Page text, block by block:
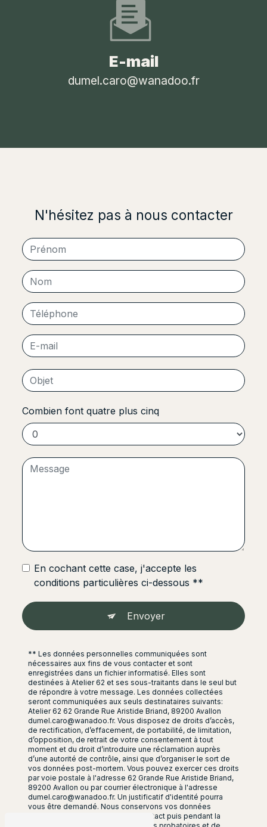
E-mail
dumel.caro@wanadoo.fr
N'hésitez pas à nous contacter
Combien font quatre plus cinq
En cochant cette case, j'accepte les
conditions particulières ci-dessous **
Envoyer
** Les données personnelles communiquées sont
nécessaires aux fins de vous contacter et sont
enregistrées dans un fichier informatisé. Elles sont
destinées à Atelier 62 et ses sous-traitants dans le seul but
de répondre à votre message. Les données collectées
seront communiquées aux seuls destinataires suivants:
Atelier 62 62 Grande Rue Aristide Briand, 89200 Avallon
dumel.caro@wanadoo.fr. Vous disposez de droits d’accès,
de rectification, d’effacement, de portabilité, de limitation,
d’opposition, de retrait de votre consentement à tout
moment et du droit d’introduire une réclamation auprès
d’une autorité de contrôle, ainsi que d’organiser le sort de
vos données post-mortem. Vous pouvez exercer ces droits
par voie postale à l'adresse 62 Grande Rue Aristide Briand,
89200 Avallon ou par courrier électronique à l'adresse
dumel.caro@wanadoo.fr. Un justificatif d'identité pourra
vous être demandé. Nous conservons vos données
pendant la période de prise de contact puis pendant la